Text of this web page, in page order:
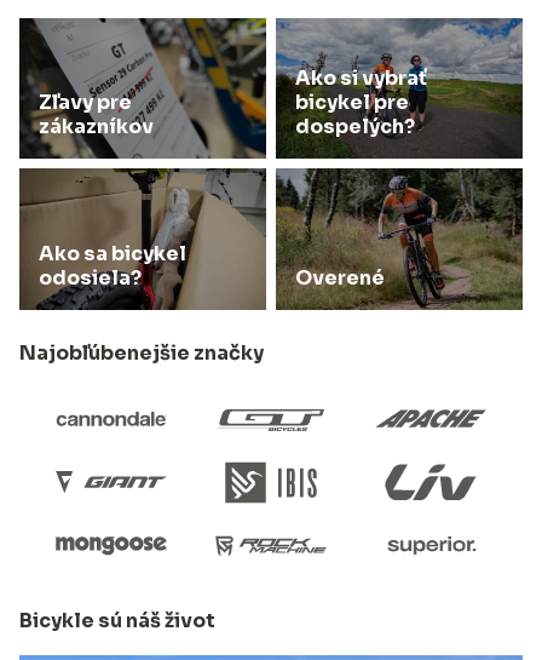
Zľavy pre
zákazníkov
Ako si vybrať
bicykel pre
dospelých?
Ako sa bicykel
odosiela?
Overené
Najobľúbenejšie značky
Bicykle sú náš život